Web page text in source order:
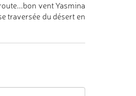
vent Yasmina
traversée du désert en